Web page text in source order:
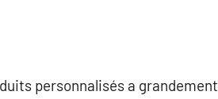
personnalisés a grandement